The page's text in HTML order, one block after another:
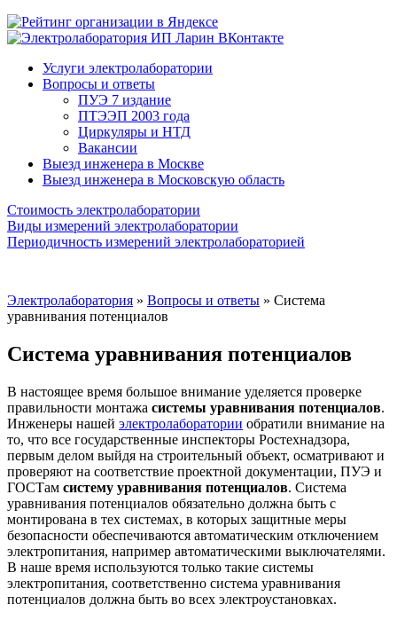
Услуги электролаборатории
Вопросы и ответы
ПУЭ 7 издание
ПТЭЭП 2003 года
Циркуляры и НТД
Вакансии
Выезд инженера в Москве
Выезд инженера в Московскую область
Стоимость электролаборатории
Виды измерений электролаборатории
Периодичность измерений электролабораторией
Электролаборатория » Вопросы и ответы » Система
уравнивания потенциалов
Система уравнивания потенциалов
В настоящее время большое внимание уделяется проверке
правильности монтажа системы уравнивания потенциалов.
Инженеры нашей электролаборатории обратили внимание на
то, что все государственные инспекторы Ростехнадзора,
первым делом выйдя на строительный объект, осматривают и
проверяют на соответствие проектной документации, ПУЭ и
ГОСТам систему уравнивания потенциалов. Система
уравнивания потенциалов обязательно должна быть с
монтирована в тех системах, в которых защитные меры
безопасности обеспечиваются автоматическим отключением
электропитания, например автоматическими выключателями.
В наше время используются только такие системы
электропитания, соответственно система уравнивания
потенциалов должна быть во всех электроустановках.